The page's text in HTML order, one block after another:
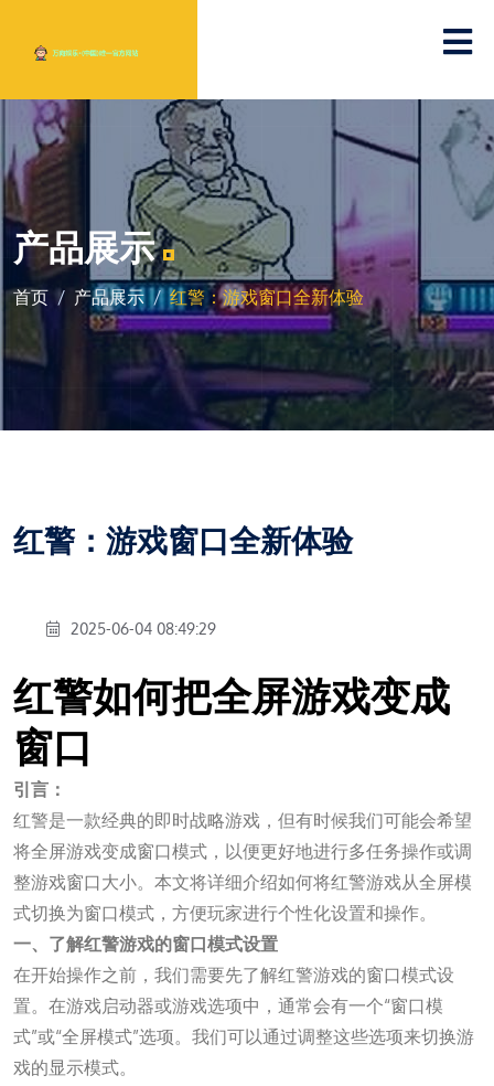
产品展示
首页 产品展示 红警：游戏窗口全新体验
红警：游戏窗口全新体验
2025-06-04 08:49:29
红警如何把全屏游戏变成
窗口
引言：
红警是一款经典的即时战略游戏，但有时候我们可能会希望
将全屏游戏变成窗口模式，以便更好地进行多任务操作或调
整游戏窗口大小。本文将详细介绍如何将红警游戏从全屏模
式切换为窗口模式，方便玩家进行个性化设置和操作。
一、了解红警游戏的窗口模式设置
在开始操作之前，我们需要先了解红警游戏的窗口模式设
置。在游戏启动器或游戏选项中，通常会有一个“窗口模
式”或“全屏模式”选项。我们可以通过调整这些选项来切换游
戏的显示模式。